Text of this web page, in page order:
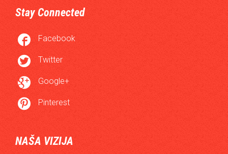
Stay Connected
 Facebook
 Twitter
 Google+
 Pinterest
NAŠA VIZIJA